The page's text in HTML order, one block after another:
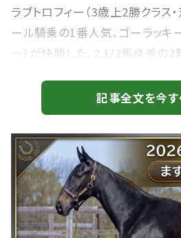
ラブトロフィー（3歳上2勝クラス
ール騎乗の1番人気、ゴーラッキ
一）が快勝した。2.1/2馬身差の2
沢郁）が入った。勝ちタイムは
戸崎圭太騎乗、ビーオンザカバー
三）は、6着敗退。 【安田記念】
シックスペンスがG1初制覇…8
演出 キタサ...
記事全文を今す